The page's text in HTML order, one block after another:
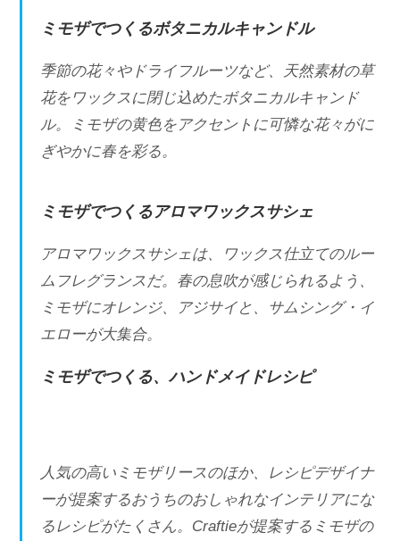
ミモザでつくるボタニカルキャンドル
季節の花々やドライフルーツなど、天然素材の草
花をワックスに閉じ込めたボタニカルキャンド
ル。ミモザの⻩⾊をアクセントに可憐な花々がに
ぎやかに春を彩る。
ミモザでつくるアロマワックスサシェ
アロマワックスサシェは、ワックス仕⽴てのルー
ムフレグランスだ。春の息吹が感じられるよう、
ミモザにオレンジ、アジサイと、サムシング・イ
エローが⼤集合。
ミモザでつくる、ハンドメイドレシピ
人気の高いミモザリースのほか、レシピデザイナ
ーが提案するおうちのおしゃれなインテリアにな
るレシピがたくさん。Craftieが提案するミモザの